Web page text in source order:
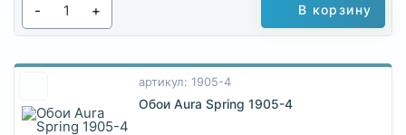
- + В корзину
артикул: 1905-4
Обои Aura Spring 1905-4